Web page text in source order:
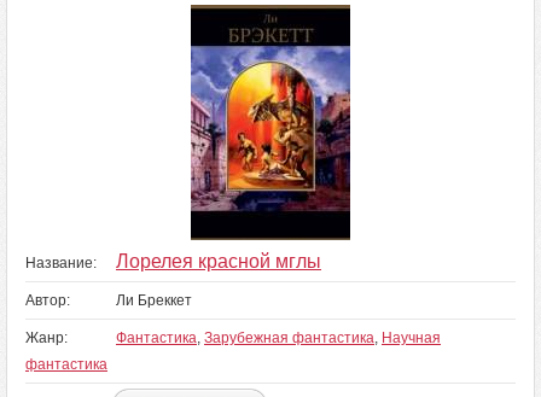
Название: Лорелея красной мглы
Автор: Ли Бреккет
Жанр: Фантастика, Зарубежная фантастика, Научная
фантастика